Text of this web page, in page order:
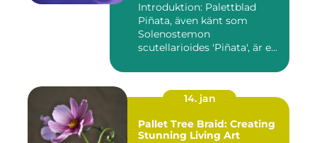
Introduktion: Palettblad
Piñata, även känt som
Solenostemon
scutellarioides 'Piñata', är en
14. jan
Pallet Tree Braid: Creating
Stunning Living Art